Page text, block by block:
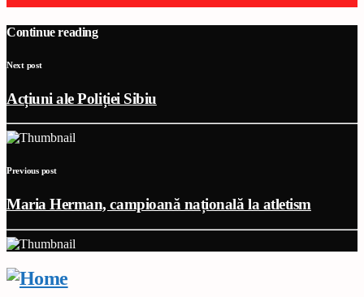
Continue reading
Next post
Acțiuni ale Poliției Sibiu
Previous post
Maria Herman, campioană națională la atletism